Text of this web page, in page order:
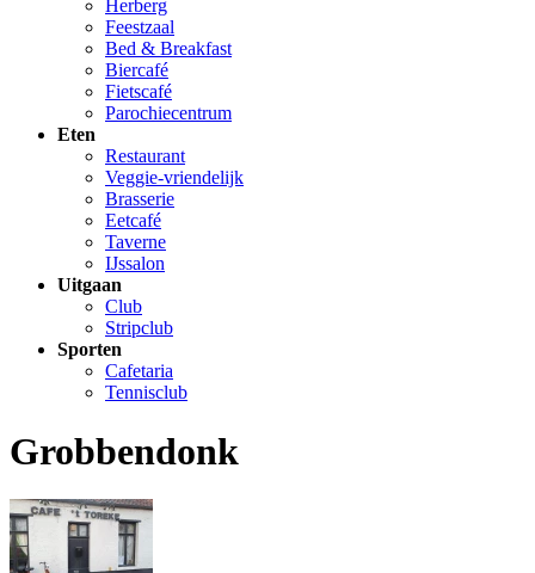
Herberg
Feestzaal
Bed & Breakfast
Biercafé
Fietscafé
Parochiecentrum
Eten
Restaurant
Veggie-vriendelijk
Brasserie
Eetcafé
Taverne
IJssalon
Uitgaan
Club
Stripclub
Sporten
Cafetaria
Tennisclub
Grobbendonk